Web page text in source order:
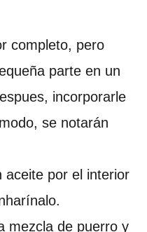
completo, pero
parte en un
incorporarle
se notarán
aceite por el interior
mezcla de puerro y